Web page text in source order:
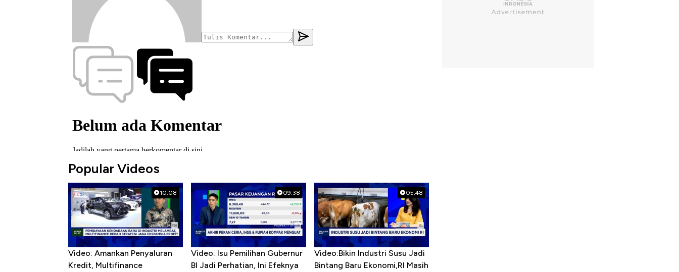
Popular Videos
10:08
Video: Amankan Penyaluran
Kredit, Multifinance
09:38
Video: Isu Pemilihan Gubernur
BI Jadi Perhatian, Ini Efeknya
05:48
Video:Bikin Industri Susu Jadi
Bintang Baru Ekonomi,RI Masih